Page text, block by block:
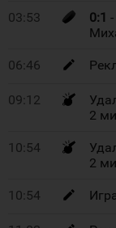
03:53 0:1
06:46
09:12
2
10:54
2
10:54